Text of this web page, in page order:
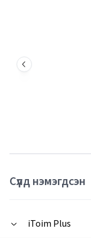
Сүүлд нэмэгдсэн
iToim Plus